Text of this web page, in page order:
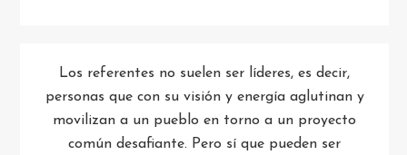
Los referentes no suelen ser líderes, es decir,
personas que con su visión y energía aglutinan y
movilizan a un pueblo en torno a un proyecto
común desafiante. Pero sí que pueden ser